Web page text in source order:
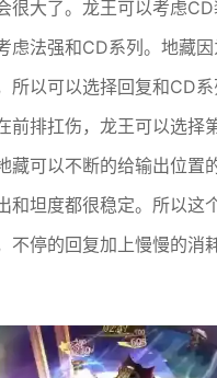
很大了。龙王可以考虑
虑法强和CD系列。地藏
所以可以选择回复和CD
前排扛伤，龙王可以选择
藏可以不断的给输出位置
和坦度都很稳定。所以这
不停的回复加上慢慢的消